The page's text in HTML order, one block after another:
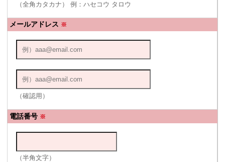
（全角カタカナ） 例：ハセコウ タロウ
メールアドレス ※
（確認用）
電話番号 ※
（半角文字）